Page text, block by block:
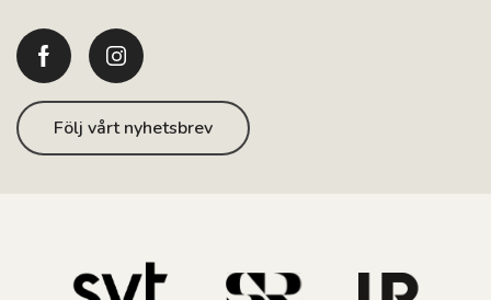
Följ vårt nyhetsbrev